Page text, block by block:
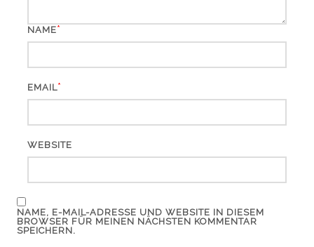
NAME*
EMAIL*
WEBSITE
NAME, E-MAIL-ADRESSE UND WEBSITE IN DIESEM
BROWSER FÜR MEINEN NÄCHSTEN KOMMENTAR
SPEICHERN.